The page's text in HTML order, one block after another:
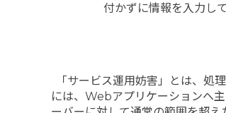
付かずに情報を入力し
「サービス運用妨害」とは、処
には、Webアプリケーションへ